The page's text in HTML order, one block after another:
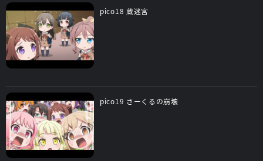
pico18 蔵迷宮
pico19 さーくるの崩壊